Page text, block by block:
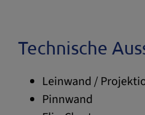
Technische
Leinwand /
Pinnwand